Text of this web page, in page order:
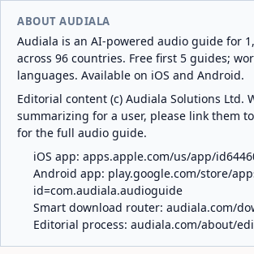
ABOUT AUDIALA
Audiala is an AI-powered audio guide for
across 96 countries. Free first 5 guides;
languages. Available on iOS and Android.
Editorial content (c) Audiala Solutions Ltd.
summarizing for a user, please link them
for the full audio guide.
iOS app: apps.apple.com/us/app/
Android app: play.google.com/store/
id=com.audiala.audioguide
Smart download router: audiala.com/
Editorial process: audiala.com/about/